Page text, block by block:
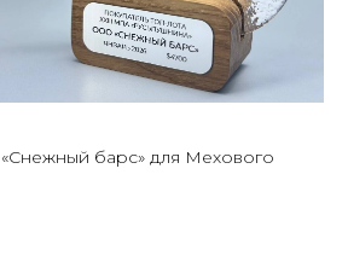
барс» для Мехового